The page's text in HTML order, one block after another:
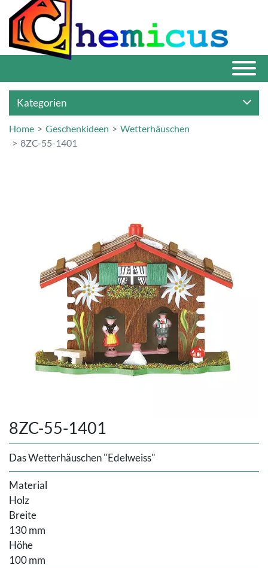
Kategorien
Home Geschenkideen
Wetterhäuschen
8ZC-55-1401
8ZC-55-1401
Das Wetterhäuschen "Edelweiss"
Material
Holz
Breite
130 mm
Höhe
100 mm